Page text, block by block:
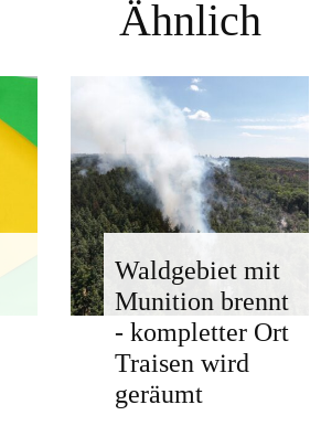
Ähnlich
Waldgebiet mit
Munition brennt
- kompletter Ort
Traisen wird
geräumt